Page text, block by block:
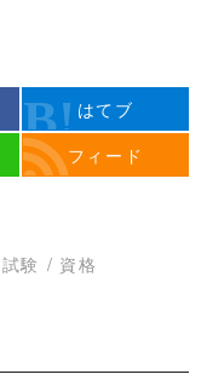
はてブ
フィード
試験 / 資格